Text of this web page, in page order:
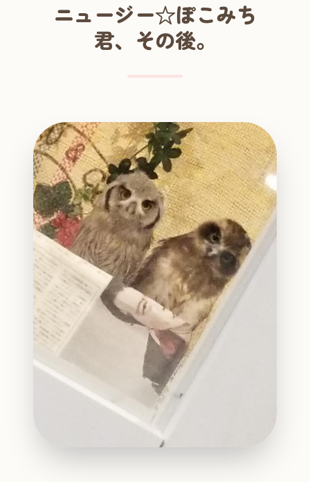
ニュージー☆ぽこみち
君、その後。